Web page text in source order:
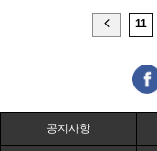
11
공지사항